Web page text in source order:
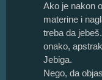
Ako je nakon
materine i
treba da
onako,
Jebiga.
Nego, da